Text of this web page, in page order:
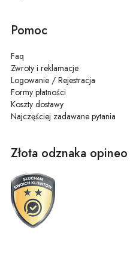
Pomoc
Faq
Zwroty i reklamacje
Logowanie / Rejestracja
Formy płatności
Koszty dostawy
Najczęściej zadawane pytania
Złota odznaka opineo